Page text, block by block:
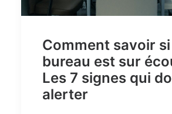
Comment savoir
bureau est sur
Les 7 signes qui
alerter